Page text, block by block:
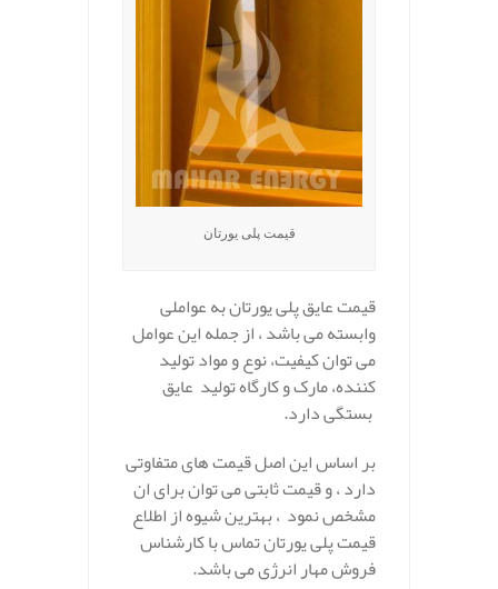
قیمت پلی یورتان
قیمت عایق پلی یورتان به عواملی
وابسته می باشد ، از جمله این عوامل
می توان کیفیت، نوع و مواد تولید
کننده، مارک و کارگاه تولید عایق
بستگی دارد.
بر اساس این اصل قیمت های متفاوتی
دارد ، و قیمت ثابتی می توان برای ان
مشخص نمود ، بهترین شیوه از اطلاع
قیمت پلی یورتان تماس با کارشناس
فروش مهار انرژی می باشد.